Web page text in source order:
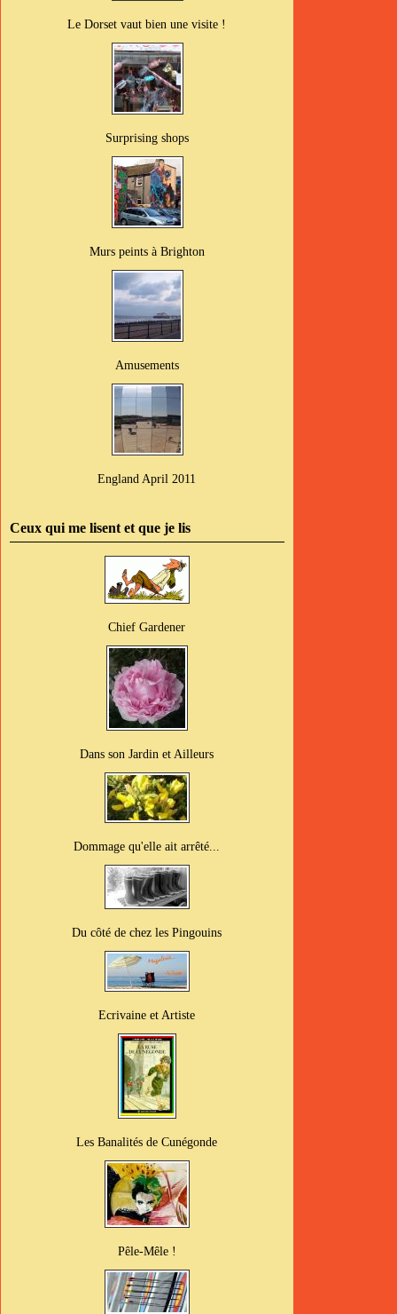
Le Dorset vaut bien une visite !
Surprising shops
Murs peints à Brighton
Amusements
England April 2011
Ceux qui me lisent et que je lis
Chief Gardener
Dans son Jardin et Ailleurs
Dommage qu'elle ait arrêté...
Du côté de chez les Pingouins
Ecrivaine et Artiste
Les Banalités de Cunégonde
Pêle-Mêle !